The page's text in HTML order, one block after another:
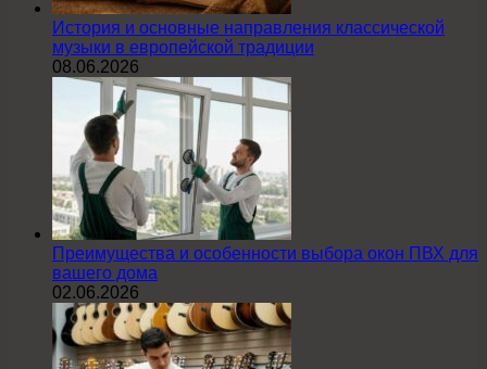
История и основные направления классической
музыки в европейской традиции
08.06.2026
Преимущества и особенности выбора окон ПВХ для
вашего дома
02.06.2026